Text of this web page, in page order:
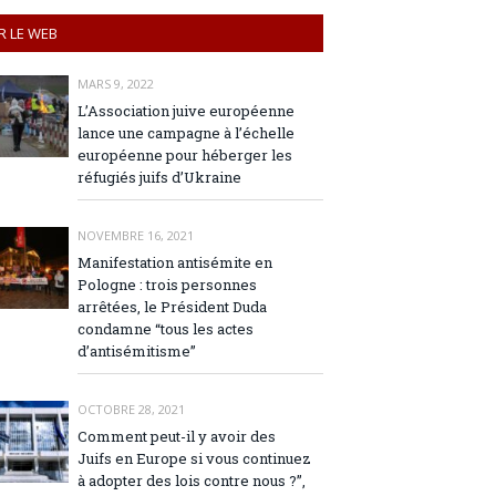
LE WEB
MARS 9, 2022
L’Association juive européenne
lance une campagne à l’échelle
européenne pour héberger les
réfugiés juifs d’Ukraine
NOVEMBRE 16, 2021
Manifestation antisémite en
Pologne : trois personnes
arrêtées, le Président Duda
condamne “tous les actes
d’antisémitisme”
OCTOBRE 28, 2021
Comment peut-il y avoir des
Juifs en Europe si vous continuez
à adopter des lois contre nous ?”,